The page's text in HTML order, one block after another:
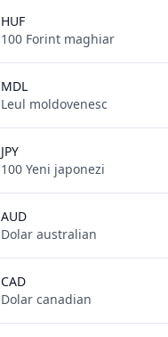
HUF
100 Forint maghiar
MDL
Leul moldovenesc
JPY
100 Yeni japonezi
AUD
Dolar australian
CAD
Dolar canadian